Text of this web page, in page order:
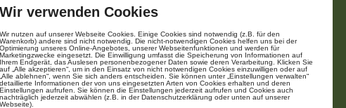
Satzung
Wir verwenden Cookies
Wir nutzen auf unserer Webseite Cookies. Einige Cookies sind notwendig (z.B. für den
Warenkorb) andere sind nicht notwendig. Die nicht-notwendigen Cookies helfen uns bei der
Optimierung unseres Online-Angebotes, unserer Webseitenfunktionen und werden für
Marketingzwecke eingesetzt. Die Einwilligung umfasst die Speicherung von Informationen auf
Ihrem Endgerät, das Auslesen personenbezogener Daten sowie deren Verarbeitung. Klicken Sie
auf „Alle akzeptieren“, um in den Einsatz von nicht notwendigen Cookies einzuwilligen oder auf
„Alle ablehnen“, wenn Sie sich anders entscheiden. Sie können unter „Einstellungen verwalten“
detaillierte Informationen der von uns eingesetzten Arten von Cookies erhalten und deren
Einstellungen aufrufen. Sie können die Einstellungen jederzeit aufrufen und Cookies auch
nachträglich jederzeit abwählen (z.B. in der Datenschutzerklärung oder unten auf unserer
Webseite).